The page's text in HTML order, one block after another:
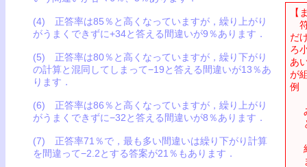
(4) 正答率は85％と高くなっていますが，繰り上がり
がうまくできずに+34と答える間違いが9％あります．
(5) 正答率は80％と高くなっていますが，繰り下がり
の計算と混同してしまって−19と答える間違いが13％あ
ります．
(6) 正答率は86％と高くなっていますが，繰り上がり
がうまくできずに−32と答える間違いが8％あります．
(7) 正答率71％で，最も多い間違いは繰り下がり計算
を間違って−2.2とする答案が21％もあります．
【
符
だ
ろ
あ
が
例